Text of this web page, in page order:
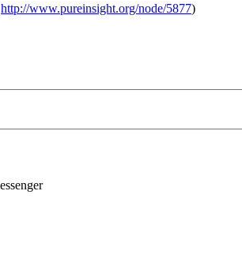
http://www.pureinsight.org/node/5877)